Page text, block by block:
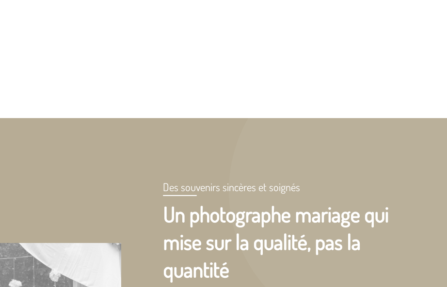
Des souvenirs sincères et soignés
Un photographe mariage qui
mise sur la qualité, pas la
quantité